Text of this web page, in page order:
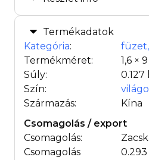
Termékadatok
Kategória:
Termékméret:
1,6 ×
Súly:
0.127
Szín:
Származás:
Kína
Csomagolás / export
Csomagolás:
Csomagolás